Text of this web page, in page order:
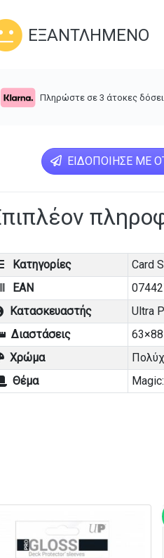
ΕΞΑΝΤΛΗΜΈΝΟ
Πληρώστε σε 3 άτοκες
ΕΙΔΟΠΟΊΗΣΕ ΜΕ
Κατηγορίες
Card
EAN
Κατασκευαστής
Ultra
Διαστάσεις
63×88
Χρώμα
Θέμα